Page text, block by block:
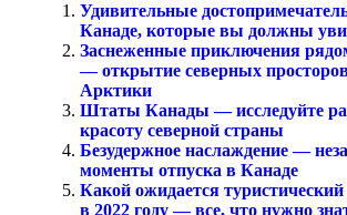
Удивительные
Канаде, которые вы должны
Заснеженные приключения
— открытие северных
Арктики
Штаты Канады — исследуйте
красоту северной страны
Безудержное наслаждение —
моменты отпуска в Канаде
Какой ожидается
в 2022 году — все, что нужно